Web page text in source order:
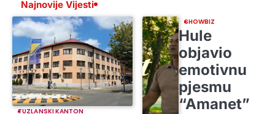
Najnovije Vijesti
TUZLANSKI KANTON
SHOWBIZ
Hule
objavio
emotivnu
pjesmu
“Amanet”